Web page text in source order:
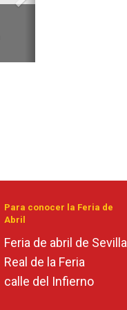
Para conocer la Feria de
Abril
Feria de abril de Sevilla
Real de la Feria
calle del Infierno